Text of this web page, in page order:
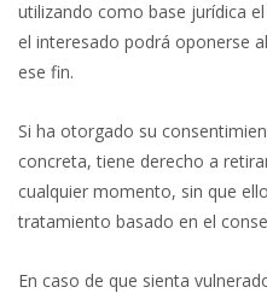
utilizando como base jurídica
el interesado podrá oponerse
ese fin.
Si ha otorgado su
concreta, tiene derecho a
cualquier momento, sin que
tratamiento basado en el
En caso de que sienta